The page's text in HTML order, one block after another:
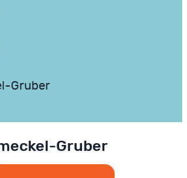
Gruber
Gruber